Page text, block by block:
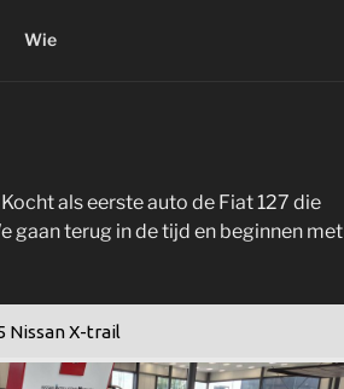
Wie
als eerste auto de Fiat 127 die
gaan terug in de tijd en beginnen met
Nissan X-trail